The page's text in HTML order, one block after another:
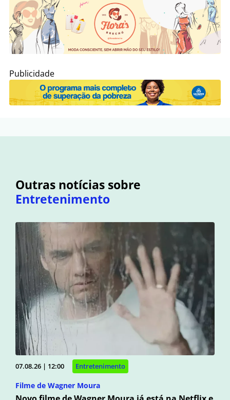
Publicidade
Outras notícias sobre
Entretenimento
07.08.26 | 12:00 Entretenimento
Filme de Wagner Moura